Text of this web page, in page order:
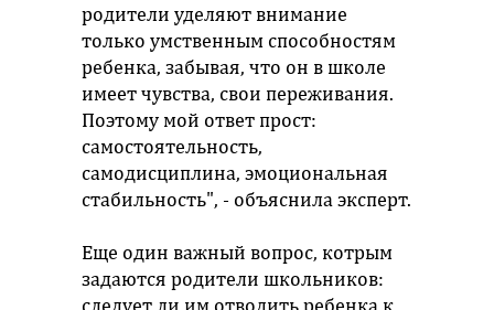
родители уделяют внимание
только умственным способностям
ребенка, забывая, что он в школе
имеет чувства, свои переживания.
Поэтому мой ответ прост:
самостоятельность,
самодисциплина, эмоциональная
стабильность", - объяснила эксперт.
Еще один важный вопрос, котрым
задаются родители школьников:
следует ли им отводить ребенка к